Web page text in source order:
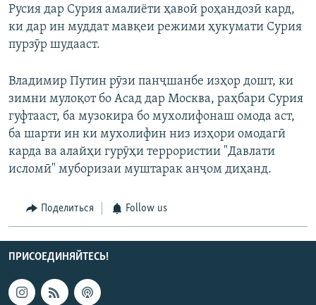
Русия дар Сурия амалиёти ҳавоӣ роҳандозӣ кард,
ки дар ин муддат мавқеи режими ҳукумати Сурия
пурзӯр шудааст.
Владимир Путин рӯзи панҷшанбе изҳор дошт, ки
зимни мулоқот бо Асад дар Москва, раҳбари Сурия
гуфтааст, ба музокира бо мухолифонаш омода аст,
ба шарти ин ки мухолифин низ изҳори омодагӣ
карда ва алайҳи гурӯҳи террористии "Давлати
исломӣ" муборизаи муштарак анҷом диҳанд.
Поделиться Follow us
ПРИСОЕДИНЯЙТЕСЬ!